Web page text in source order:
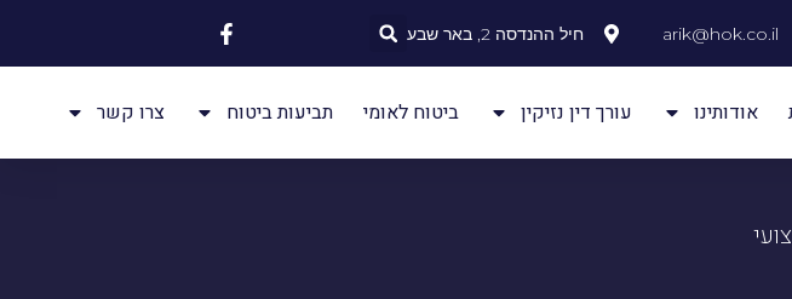
arik@hok.co.il חיל ההנדסה 2, באר שבע
אודותינו עורך דין נזיקין ביטוח לאומי תביעות ביטוח צרו קשר